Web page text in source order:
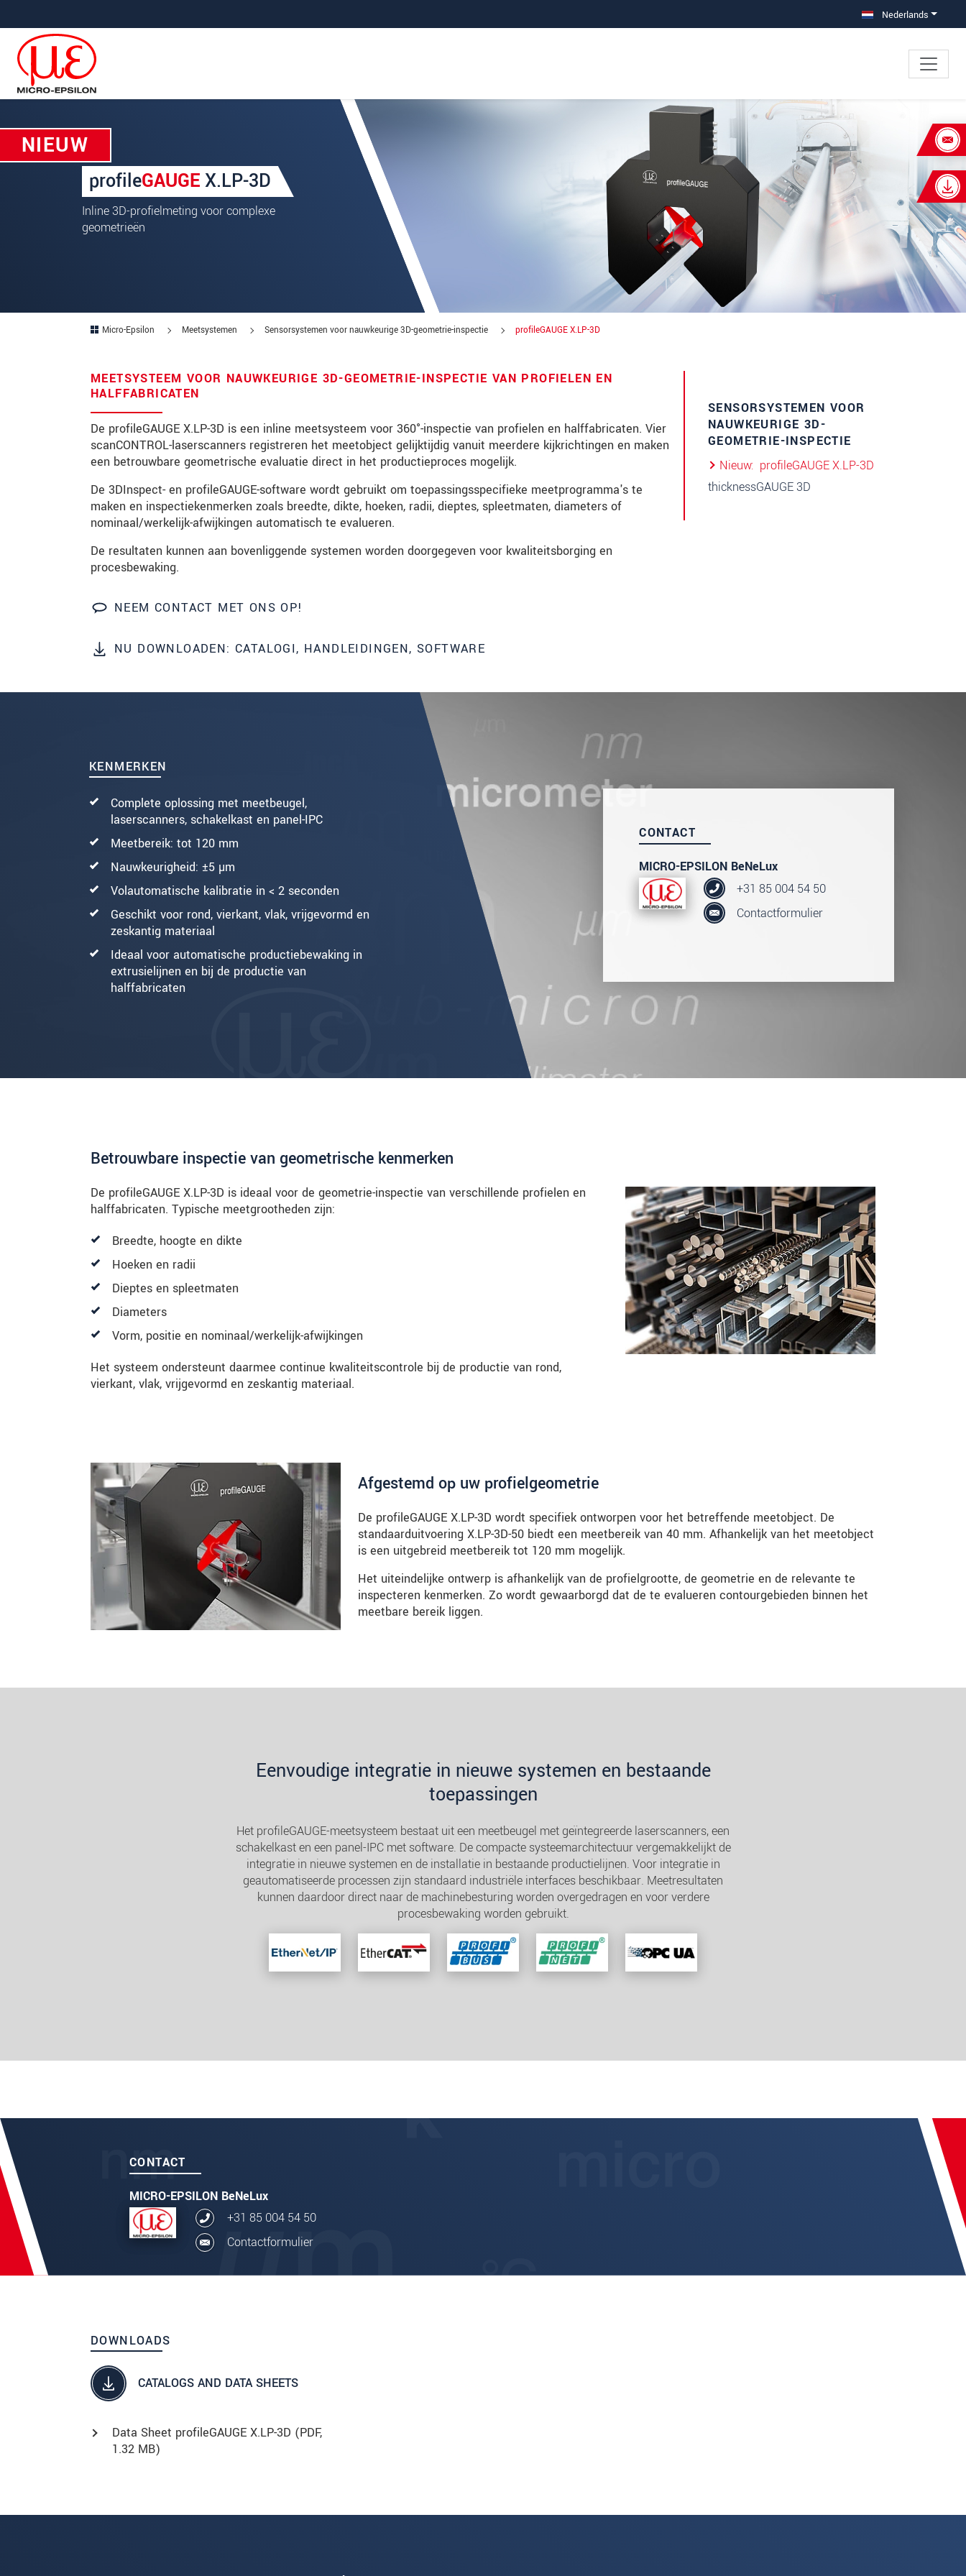
Nederlands
NIEUW
profileGAUGEX.LP-3D
Inline 3D-profielmeting voor complexe
geometrieën
Micro-Epsilon Meetsystemen Sensorsystemen voor nauwkeurige 3D-geometrie-inspectie profileGAUGE X.LP-3D
MEETSYSTEEM VOOR NAUWKEURIGE 3D-GEOMETRIE-INSPECTIE VAN PROFIELEN EN
HALFFABRICATEN
De profileGAUGE X.LP-3D is een inline meetsysteem voor 360°-inspectie van profielen en halffabricaten. Vier
scanCONTROL-laserscanners registreren het meetobject gelijktijdig vanuit meerdere kijkrichtingen en maken
een betrouwbare geometrische evaluatie direct in het productieproces mogelijk.
De 3DInspect- en profileGAUGE-software wordt gebruikt om toepassingsspecifieke meetprogramma's te
maken en inspectiekenmerken zoals breedte, dikte, hoeken, radii, dieptes, spleetmaten, diameters of
nominaal/werkelijk-afwijkingen automatisch te evalueren.
De resultaten kunnen aan bovenliggende systemen worden doorgegeven voor kwaliteitsborging en
procesbewaking.
NEEM CONTACT MET ONS OP!
NU DOWNLOADEN: CATALOGI, HANDLEIDINGEN, SOFTWARE
SENSORSYSTEMEN VOOR
NAUWKEURIGE 3D-
GEOMETRIE-INSPECTIE
Nieuw profileGAUGE X.LP-3D
thicknessGAUGE 3D
KENMERKEN
Complete oplossing met meetbeugel,
laserscanners, schakelkast en panel-IPC
Meetbereik: tot 120 mm
Nauwkeurigheid: ±5 µm
Volautomatische kalibratie in < 2 seconden
Geschikt voor rond, vierkant, vlak, vrijgevormd en
zeskantig materiaal
Ideaal voor automatische productiebewaking in
extrusielijnen en bij de productie van
halffabricaten
CONTACT
MICRO-EPSILON BeNeLux
+31 85 004 54 50
Contactformulier
×
Uw aanvraag van: profileGAUGE X.LP-3D
Begroeting*
Voornaam
Straat
Plaats*
Land*
Telefoon
Bericht*
Houd mij op de hoogte van productinnovaties via e-mail.
* Verplichte velden
Betrouwbare inspectie van geometrische kenmerken
De profileGAUGE X.LP-3D is ideaal voor de geometrie-inspectie van verschillende profielen en
halffabricaten. Typische meetgrootheden zijn:
Breedte, hoogte en dikte
Hoeken en radii
Dieptes en spleetmaten
Diameters
Vorm, positie en nominaal/werkelijk-afwijkingen
Het systeem ondersteunt daarmee continue kwaliteitscontrole bij de productie van rond,
vierkant, vlak, vrijgevormd en zeskantig materiaal.
Afgestemd op uw profielgeometrie
De profileGAUGE X.LP-3D wordt specifiek ontworpen voor het betreffende meetobject. De
standaarduitvoering X.LP-3D-50 biedt een meetbereik van 40 mm. Afhankelijk van het meetobject
is een uitgebreid meetbereik tot 120 mm mogelijk.
Het uiteindelijke ontwerp is afhankelijk van de profielgrootte, de geometrie en de relevante te
inspecteren kenmerken. Zo wordt gewaarborgd dat de te evalueren contourgebieden binnen het
meetbare bereik liggen.
Eenvoudige integratie in nieuwe systemen en bestaande
toepassingen
Het profileGAUGE-meetsysteem bestaat uit een meetbeugel met geïntegreerde laserscanners, een
schakelkast en een panel-IPC met software. De compacte systeemarchitectuur vergemakkelijkt de
integratie in nieuwe systemen en de installatie in bestaande productielijnen. Voor integratie in
geautomatiseerde processen zijn standaard industriële interfaces beschikbaar. Meetresultaten
kunnen daardoor direct naar de machinebesturing worden overgedragen en voor verdere
procesbewaking worden gebruikt.
CONTACT
MICRO-EPSILON BeNeLux
+31 85 004 54 50
Contactformulier
DOWNLOADS
CATALOGS AND DATA SHEETS
Data Sheet profileGAUGE X.LP-3D (PDF,
1.32 MB)